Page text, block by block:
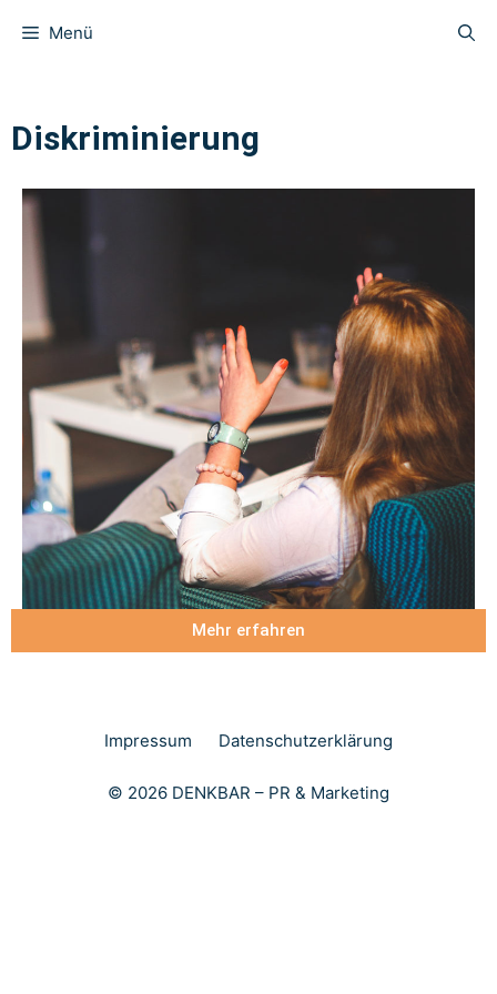
Menü
Diskriminierung
Mehr erfahren
Impressum Datenschutzerklärung
© 2026 DENKBAR – PR & Marketing